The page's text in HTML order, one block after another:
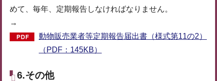
めて、毎年、定期報告しなければなりません。
→
動物販売業者等定期報告届出書（様式第11の2）
（PDF：145KB）
6.その他